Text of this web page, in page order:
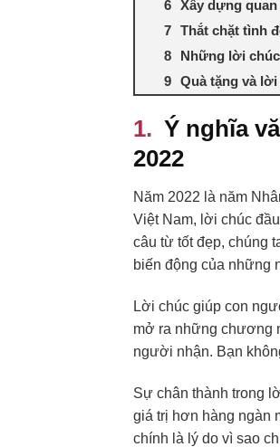
Xây dựng
Thắt chặt tình
Những lời
Quà tặng và
Ý nghĩa
2022
Năm 2022 là năm
Việt Nam, lời chúc
câu từ tốt đẹp, chúng
biến động của những
Lời chúc giúp con
mở ra những chương
người nhận. Bạn
Sự chân thành trong
giá trị hơn hàng ngàn
chính là lý do vì sao